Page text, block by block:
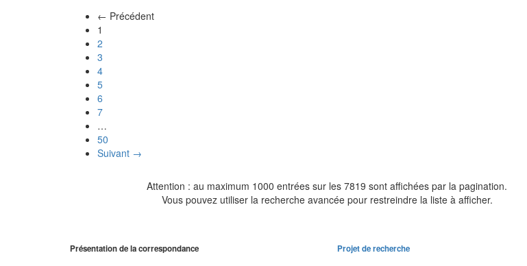
← Précédent
1
2
3
4
5
6
7
…
50
Suivant →
Attention : au maximum 1000 entrées sur les 7819 sont affichées par la pagination.
Vous pouvez utiliser la recherche avancée pour restreindre la liste à afficher.
Présentation de la correspondance Projet de recherche